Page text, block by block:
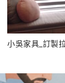
小吳家具_訂製